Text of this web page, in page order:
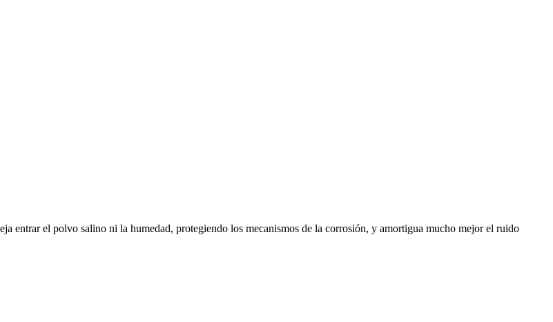
entrar el polvo salino ni la humedad, protegiendo los mecanismos de la corrosión, y amortigua mucho mejor el ruido